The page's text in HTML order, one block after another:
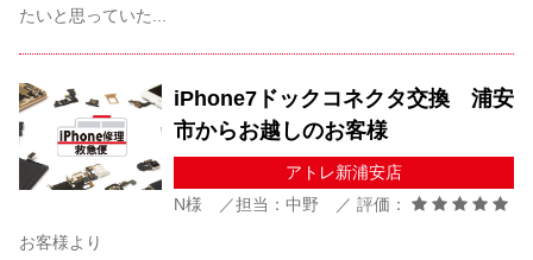
たいと思っていた...
iPhone7ドックコネクタ交換 浦安
市からお越しのお客様
アトレ新浦安店
N様 ／担当：中野 ／ 評価：
お客様より